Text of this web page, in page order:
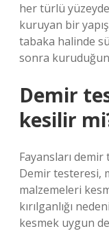
her türlü
kuruyan bir
tabaka halinde
sonra
Demir
kesilir
Fayansları
Demir testeresi,
malzemeleri
kırılganlığı
kesmek uygun